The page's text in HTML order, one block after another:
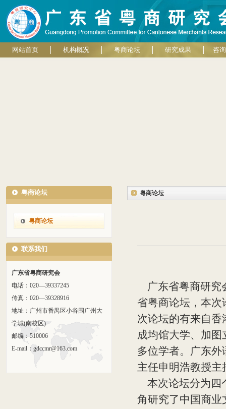
网站首页 机构概况 粤商论坛 研究成果 咨
粤商论坛
粤商论坛
联系我们
广东省粤商研究会
电话：020—39337245
传真：020—39328916
地址：广州市番禺区小谷围广州大
学城(南校区)
邮编：510006
E-mail：gdccmr@163.com
粤商论坛
广东省粤商研究
省粤商论坛，本次
次论坛的有来自
成均馆大学、加
多位学者。广东
主任申明浩教授主
本次论坛分为四
角研究了中国商业